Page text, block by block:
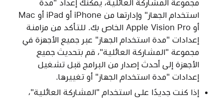
مجموعة المشاركة العائلية، يمكنك إعداد "مدة
استخدام الجهاز" وإدارتها من iPhone أو iPad أو Mac
أو Apple Vision Pro الخاص بك. للتأكد من مزامنة
إعدادات "مدة استخدام الجهاز" عبر جميع الأجهزة في
مجموعة "المشاركة العائلية"، قم بتحديث جميع
الأجهزة إلى أحدث إصدار من البرامج قبل تشغيل
إعدادات "مدة استخدام الجهاز" أو تغييرها.
إذا كنت جديدًا على استخدام "المشاركة العائلية"،